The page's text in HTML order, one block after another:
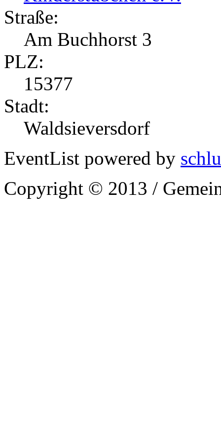
Straße:
Am Buchhorst 3
PLZ:
15377
Stadt:
Waldsieversdorf
EventList powered by
Copyright © 2013 /